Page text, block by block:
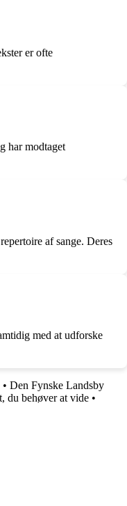
er ofte
har modtaget
af sange. Deres
med at udforske
• Den Fynske Landsby
du behøver at vide •